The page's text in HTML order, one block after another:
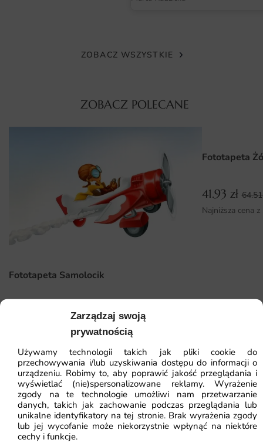
Zarządzaj swoją
prywatnością
Używamy technologii takich jak pliki cookie do
przechowywania i/lub uzyskiwania dostępu do informacji o
urządzeniu. Robimy to, aby poprawić jakość przeglądania i
wyświetlać (nie)spersonalizowane reklamy. Wyrażenie
zgody na te technologie umożliwi nam przetwarzanie
danych, takich jak zachowanie podczas przeglądania lub
unikalne identyfikatory na tej stronie. Brak wyrażenia zgody
lub jej wycofanie może niekorzystnie wpłynąć na niektóre
cechy i funkcje.
wyposażona, gwarantuje żywe kolory oraz doskonałe
szkodliwych substancji. Wysoka jakość wykonania
przez długi czas zachowuje swoje walory estetyczne,
Wymiary na miarę i łatwy montaż
Fototapeta Piwo w Szklankach dostępna jest w różnych
wymiarach, co pozwala na idealne dopasowanie do
każdego wnętrza. Nasza oferta obejmuje zarówno
w wybraną przestrzeń. Montaż tapety jest bardzo prosty i
każdy może cieszyć się nową dekoracją w swoim domu.
Dlaczego warto wybrać tę fototapetę
Dodaje wyjątkowego charakteru i stylu każdemu wnętrzu.
Wysokiej jakości materiały i druk zapewniają długotrwałą
satysfakcję.
Łatwy montaż, który można wykonać samodzielnie, bez
potrzeby wynajmowania specjalisty.
ZOBACZ WSZYSTKIE
ZOBACZ POLECANE
Fototapeta Samolocik
64.51zł
Najniższa cena z 30 dni:41.93zł
Fototapeta
41.93 zł
Najniższa cena
ZOBACZ WSZYSTKIE